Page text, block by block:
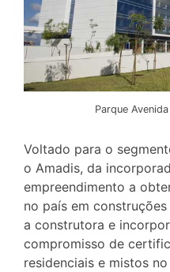
Parque
Voltado para o
o Amadis, da
empreendimento a
no país em
a construtora e
compromisso de
residenciais e mistos